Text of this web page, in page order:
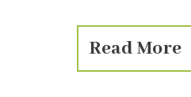
Read More